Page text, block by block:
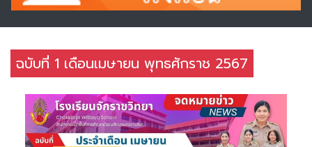
ฉบับที่ 1 เดือนเมษายน พุทธศักราช 2567